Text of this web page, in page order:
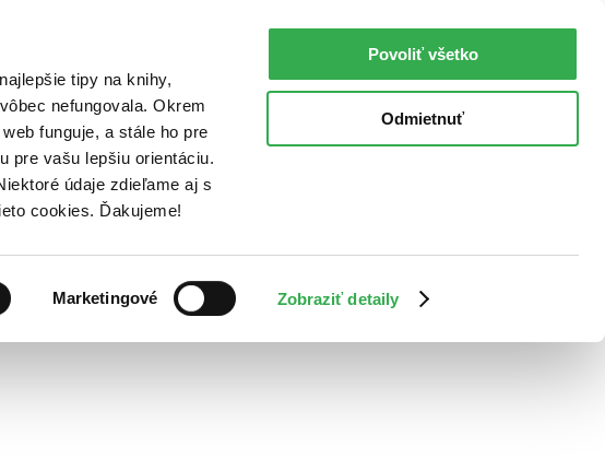
tipy na knihy,
nefungovala. Okrem
funguje, a stále ho pre
pre vašu lepšiu orientáciu.
údaje zdieľame aj s
cookies. Ďakujeme!
Marketingové Zobraziť detaily
Povoliť všetko
Odmietnuť